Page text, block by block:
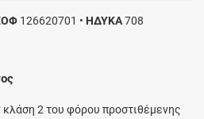
126620701 • ΗΔΥΚΑ708
2 του φόρου προστιθέμενης